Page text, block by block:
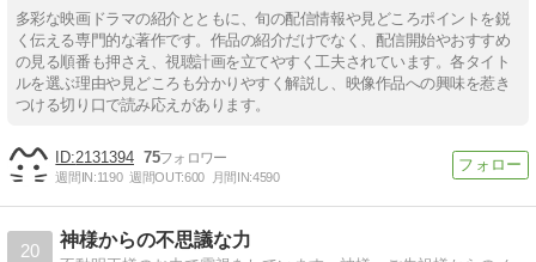
多彩な映画ドラマの紹介とともに、旬の配信情報や見どころポイントを鋭
く伝える専門的な著作です。作品の紹介だけでなく、配信開始やおすすめ
の見る順番も押さえ、視聴計画を立てやすく工夫されています。各タイト
ルを選ぶ理由や見どころも分かりやすく解説し、映像作品への興味を惹き
つける切り口で読み応えがあります。
2131394 75
週間IN:1190 週間OUT:600 月間IN:4590
20
神様からの不思議な力